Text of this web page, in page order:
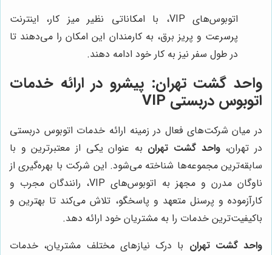
اتوبوس‌های VIP، با امکاناتی نظیر میز کار، اینترنت
پرسرعت و پریز برق، به کارمندان این امکان را می‌دهند تا
در طول سفر نیز به کار خود ادامه دهند.
واحد گشت تهران: پیشرو در ارائه خدمات
اتوبوس دربستی VIP
در میان شرکت‌های فعال در زمینه ارائه خدمات اتوبوس دربستی
در تهران،واحد گشت تهران به عنوان یکی از معتبرترین و با
سابقه‌ترین مجموعه‌ها شناخته می‌شود. این شرکت با بهره‌گیری از
ناوگان مدرن و مجهز به اتوبوس‌های VIP، رانندگان مجرب و
کارآزموده و پرسنل متعهد و پاسخگو، تلاش می‌کند تا بهترین و
باکیفیت‌ترین خدمات را به مشتریان خود ارائه دهد.
واحد گشت تهران با درک نیازهای مختلف مشتریان، خدمات